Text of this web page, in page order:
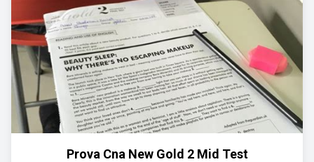
Prova Cna New Gold 2 Mid Test